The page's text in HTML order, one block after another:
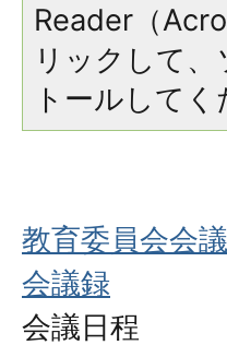
Reader（
リックして
トールしてく
教育委員会会議
会議録
会議日程